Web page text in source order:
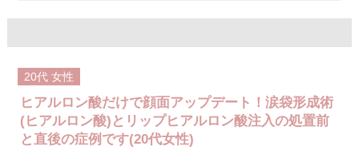
オプション：表面麻酔 3,300円(税込) 笑気麻酔 3,300円(税込)
ルムを整える施術です。上唇と下唇のバランスを調整したり、口角の印象
を改善したりすることも可能で、ナチュラルな仕上がりを重視しながらデ
ザインしていきます。
施術時間：注入箇所数により異なりますが、10分程度です。
リスク、副作用：施術後に腫れ、赤み、内出血、痛み、突っ張り感などが
生じることがありますが、通常は一時的なもので数日〜1週間程度で軽快し
ていきます。まれに、ヒアルロン酸に対するアレルギー反応や、細菌感
20代 女性
ヒアルロン酸だけで顔面アップデート！涙袋形成術
(ヒアルロン酸)とリップヒアルロン酸注入の処置前
と直後の症例です(20代女性)